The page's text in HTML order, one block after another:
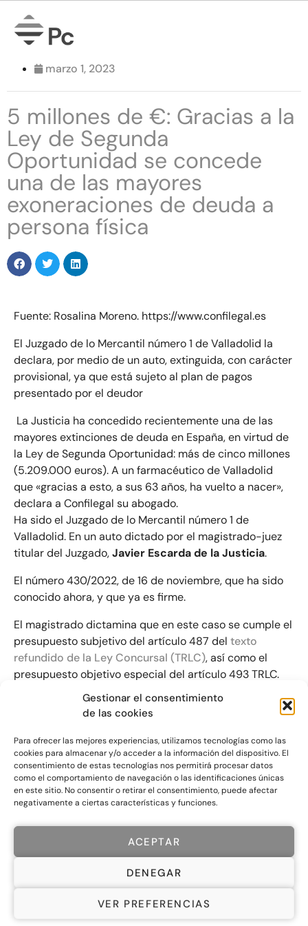
Gestionar el consentimiento
de las cookies
Para ofrecer las mejores experiencias, utilizamos tecnologías como las
cookies para almacenar y/o acceder a la información del dispositivo. El
consentimiento de estas tecnologías nos permitirá procesar datos
como el comportamiento de navegación o las identificaciones únicas
en este sitio. No consentir o retirar el consentimiento, puede afectar
negativamente a ciertas características y funciones.
ACEPTAR
DENEGAR
VER PREFERENCIAS
marzo 1, 2023
5 millones de €: Gracias a la
Ley de Segunda
Oportunidad se concede
una de las mayores
exoneraciones de deuda a
persona física
Fuente: Rosalina Moreno. https://www.confilegal.es
El Juzgado de lo Mercantil número 1 de Valladolid la
declara, por medio de un auto, extinguida, con carácter
provisional, ya que está sujeto al plan de pagos
presentado por el deudor
La Justicia ha concedido recientemente una de las
mayores extinciones de deuda en España, en virtud de
la Ley de Segunda Oportunidad: más de cinco millones
(5.209.000 euros). A un farmacéutico de Valladolid
que «gracias a esto, a sus 63 años, ha vuelto a nacer»,
declara a Confilegal su abogado.
Ha sido el Juzgado de lo Mercantil número 1 de
Valladolid. En un auto dictado por el magistrado-juez
titular del Juzgado,Javier Escarda de la Justicia.
El número 430/2022, de 16 de noviembre, que ha sido
conocido ahora, y que ya es firme.
El magistrado dictamina que en este caso se cumple el
presupuesto subjetivo del artículo 487 del texto
refundido de la Ley Concursal (TRLC), así como el
presupuesto objetivo especial del artículo 493 TRLC.